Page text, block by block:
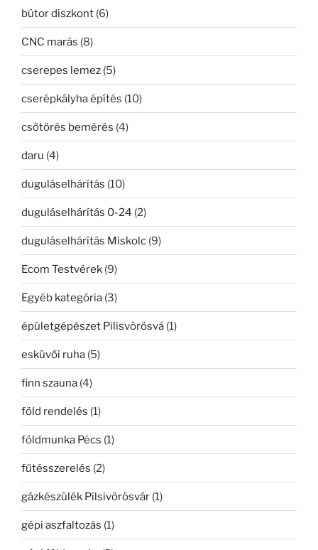
bútor diszkont (6)
CNC marás (8)
cserepes lemez (5)
cserépkályha építés (10)
csőtörés bemérés (4)
daru (4)
duguláselhárítás (10)
duguláselhárítás 0-24 (2)
duguláselhárítás Miskolc (9)
Ecom Testvérek (9)
Egyéb kategória (3)
épületgépészet Pilisvörösvá (1)
esküvői ruha (5)
finn szauna (4)
föld rendelés (1)
földmunka Pécs (1)
fűtésszerelés (2)
gázkészülék Pilsivörösvár (1)
gépi aszfaltozás (1)